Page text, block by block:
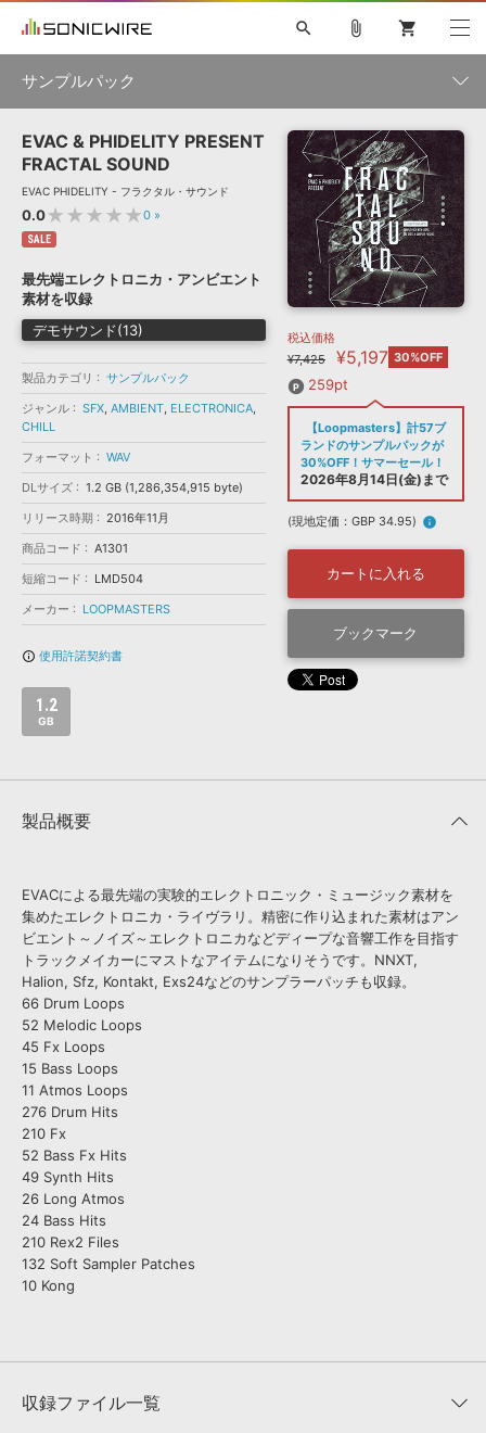
ソフト音源 »
プラグイン・エフェクト »
サンプルパック »
ソフトウェア／ツール »
DAW »
効果音 »
BGM »
キャンペーン »
特集 »
ニュースレター »
SONICWIREブログ »
製品サポート情報 »
DTMガイド »
FAQ »
お問い合わせ »
音楽カード
楽曲配信流通 サービス
無償のサウンド管理ソフト
次世代型 ボーカル・エディタ
APS
SLS
search
初音ミク NT 鏡音リン・レン V4X 巡音ルカ V4X
MEIKO V3
KAITO V3
VOCALOID
SPITFIRE AUDIO
VIENNA
EZ DRUMMER 3
ライセンスフリーBGM
ボーカル抜き出し
DUBSTEP
MUTANT
ROUTER.FM
SONOCA
ソフト音源 プラグイン・エフェクト
ソフトウェア／ツール 効果音
attach_file shopping_cart
サンプルパック
製品一覧
ジャンル
フォーマット
ランキング
EVAC & PHIDELITY PRESENT
FRACTAL SOUND
EVAC PHIDELITY - フラクタル・サウンド
0.0★★★★★0 »
SALE
最先端エレクトロニカ・アンビエント
素材を収録
デモサウンド(13)
製品カテゴリ
サンプルパック
ジャンル
SFX, AMBIENT, ELECTRONICA,
CHILL
フォーマット
WAV
DLサイズ
1.2 GB (1,286,354,915 byte)
リリース時期
2016年11月
商品コード
A1301
短縮コード
LMD504
メーカー
LOOPMASTERS
info_outline 使用許諾契約書
1.2
GB
税込価格
¥7,425
¥5,197 30%OFF
259pt
【Loopmasters】計57ブ
ランドのサンプルパックが
30%OFF！サマーセール！
2026年8月14日(金)まで
(現地定価：GBP 34.95) info
カートに入れる
ブックマーク
製品概要
EVACによる最先端の実験的エレクトロニック・ミュージック素材を
集めたエレクトロニカ・ライヴラリ。精密に作り込まれた素材はアン
ビエント～ノイズ～エレクトロニカなどディープな音響工作を目指す
トラックメイカーにマストなアイテムになりそうです。NNXT,
Halion, Sfz, Kontakt, Exs24などのサンプラーパッチも収録。
66 Drum Loops
52 Melodic Loops
45 Fx Loops
15 Bass Loops
11 Atmos Loops
276 Drum Hits
210 Fx
52 Bass Fx Hits
49 Synth Hits
26 Long Atmos
24 Bass Hits
210 Rex2 Files
132 Soft Sampler Patches
10 Kong
収録ファイル一覧